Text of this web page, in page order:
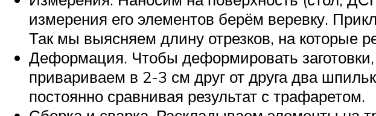
измерения его элементов берём веревку.
Так мы выясняем длину отрезков, на которые
Деформация. Чтобы деформировать
привариваем в 2-3 см друг от друга два
постоянно сравнивая результат с трафаретом.